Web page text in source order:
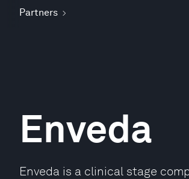
Partners
Enveda
Enveda is a clinical stage